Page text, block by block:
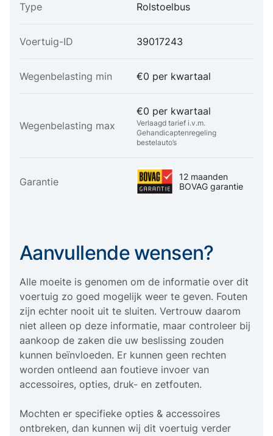
Type Rolstoelbus
Voertuig-ID 39017243
Wegenbelasting min €0 per kwartaal
Wegenbelasting max
€0 per kwartaal
Verlaagd tarief i.v.m.
Gehandicaptenregeling
bestelauto’s
Garantie
12 maanden
BOVAG garantie
Aanvullende wensen?
Alle moeite is genomen om de informatie over dit
voertuig zo goed mogelijk weer te geven. Fouten
zijn echter nooit uit te sluiten. Vertrouw daarom
niet alleen op deze informatie, maar controleer bij
aankoop de zaken die uw beslissing zouden
kunnen beïnvloeden. Er kunnen geen rechten
worden ontleend aan foutieve invoer van
accessoires, opties, druk- en zetfouten.
Mochten er specifieke opties & accessoires
ontbreken, dan kunnen wij dit voertuig verder